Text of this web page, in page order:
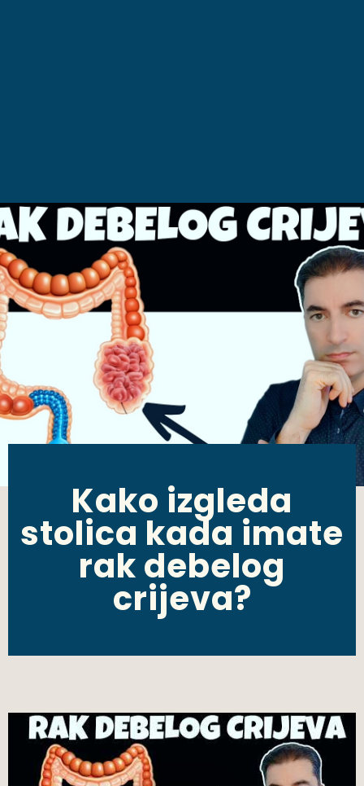
Kako izgleda
stolica kada imate
rak debelog
crijeva?